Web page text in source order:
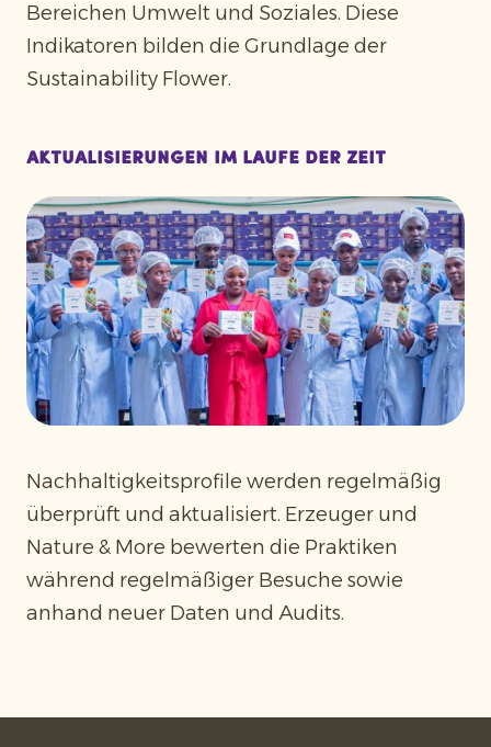
Bereichen Umwelt und Soziales. Diese
Indikatoren bilden die Grundlage der
Sustainability Flower.
Aktualisierungen im Laufe der Zeit
Nachhaltigkeitsprofile werden regelmäßig
überprüft und aktualisiert. Erzeuger und
Nature & More bewerten die Praktiken
während regelmäßiger Besuche sowie
anhand neuer Daten und Audits.